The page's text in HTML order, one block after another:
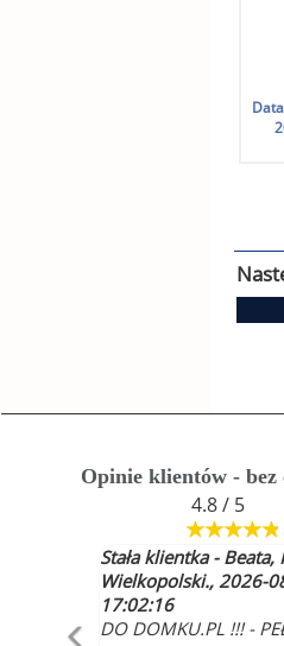
Opinie klientów - bez
4.8 / 5
- PEŁNA
Alicja Bryzoń , 2026-
14:36:13
Jestem zadowolona z
dostawy